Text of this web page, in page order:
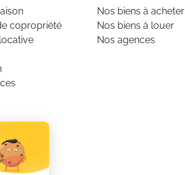
copropriété
Nos biens à acheter
Nos biens à louer
Nos agences